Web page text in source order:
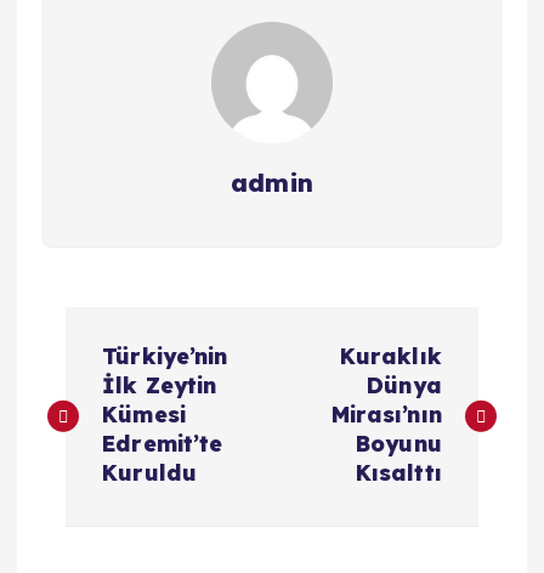
admin
a
Türkiye’nin
İlk Zeytin
Kümesi
Edremit’te
Kuruldu
Kuraklık
Dünya
Mirası’nın
Boyunu
Kısalttı